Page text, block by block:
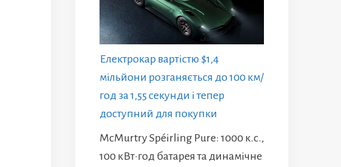
Електрокар вартістю $1,4
мільйони розганяється до 100 км/
год за 1,55 секунди і тепер
доступний для покупки
McMurtry Spéirling Pure: 1000 к.с.,
100 кВт·год батарея та динамічне